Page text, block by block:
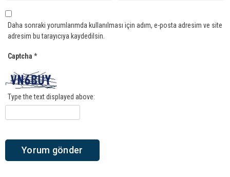
Daha sonraki yorumlarımda kullanılması için adım, e-posta adresim ve site
adresim bu tarayıcıya kaydedilsin.
Captcha *
Type the text displayed above: